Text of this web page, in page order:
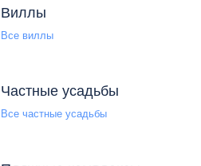
Виллы
Все виллы
Частные усадьбы
Все частные усадьбы